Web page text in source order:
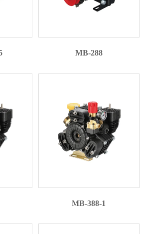
MB-288
MB-388-1